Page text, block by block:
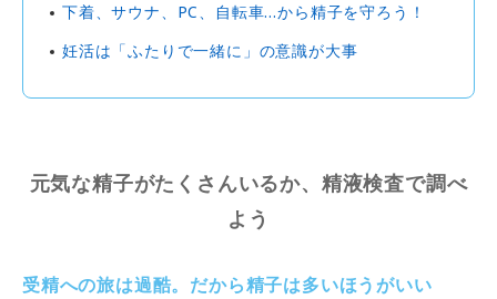
下着、サウナ、PC、自転車…から精子を守ろう！
妊活は「ふたりで一緒に」の意識が大事
元気な精子がたくさんいるか、精液検査で調べ
よう
受精への旅は過酷。だから精子は多いほうがいい